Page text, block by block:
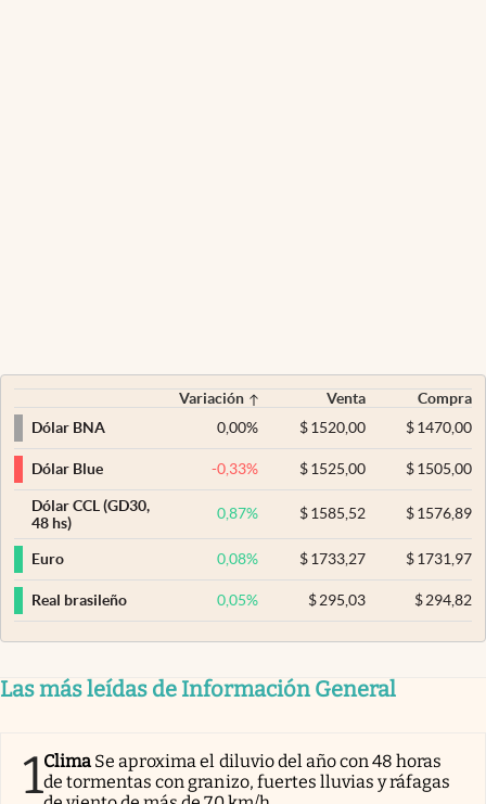
Variación Venta
Compra
Dólar BNA
0,00% $ 1520,00 $1470,00
Dólar Blue -0,33% $ 1525,00 $1505,00
Dólar CCL (GD30,
48 hs)
0,87% $ 1585,52 $1576,89
Euro 0,08% $ 1733,27 $1731,97
Real brasileño 0,05% $ 295,03 $294,82
Las más leídas de Información General
1Clima Se aproxima el diluvio del año con 48 horas
de tormentas con granizo, fuertes lluvias y ráfagas